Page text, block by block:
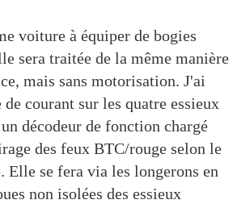
voiture à équiper de bogies
sera traitée de la même manière
mais sans motorisation. J'ai
courant sur les quatre essieux
décodeur de fonction chargé
des feux BTC/rouge selon le
Elle se fera via les longerons en
non isolées des essieux